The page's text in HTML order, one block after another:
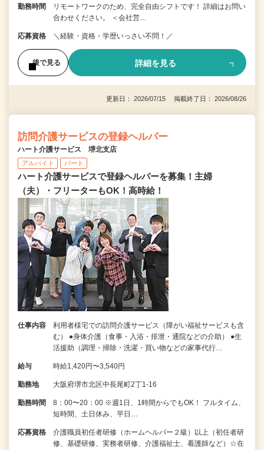
勤務時間
リモートワークのため、完全自由シフトです！ 詳細はお問い
合わせください。 ＜会社営…
応募資格 ＼経験・資格・学歴いっさい不問！／
後で見る 詳細を見る
更新日： 2026/07/15 掲載終了日： 2026/08/26
訪問介護サービスの登録ヘルパー
ハート介護サービス 堺北支店
アルバイト パート
ハート介護サービスで登録ヘルパーを募集！主婦
（夫）・フリーターもOK！高時給！
仕事内容
利用者様宅での訪問介護サービス（障がい福祉サービスも含
む） ●身体介護（食事・入浴・排泄・通院などの介助） ●生
活援助（調理・掃除・洗濯・買い物などの家事代行…
給与 時給1,420円〜3,540円
勤務地 大阪府堺市北区中長尾町2丁1-16
勤務時間
8：00〜20：00 ※週1日、1時間からでもOK！ フルタイム、
短時間、土日休み、平日…
応募資格
介護職員初任者研修（ホームヘルパー２級）以上（初任者研
修、基礎研修、実務者研修、介護福祉士、看護師など）☆在